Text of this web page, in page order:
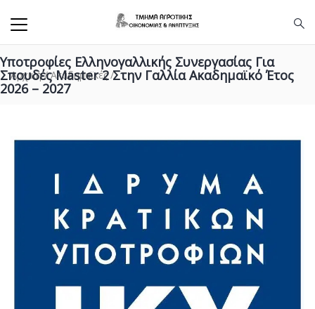
Υποτροφίες Ελληνογαλλικής Συνεργασίας Για
Σπουδές Master 2 Στην Γαλλία Ακαδημαϊκό Έτος
2026 – 2027
Αρχική/ Ακαδημαϊκές/